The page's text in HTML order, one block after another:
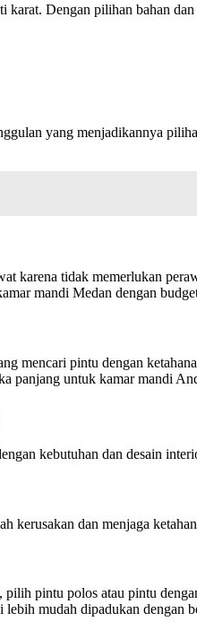
Dengan pilihan bahan
yang menjadikannya
karena tidak memerlukan
mandi Medan dengan
mencari pintu dengan
panjang untuk kamar mandi
kebutuhan dan desain
kerusakan dan menjaga
pintu polos atau pintu
mudah dipadukan dengan